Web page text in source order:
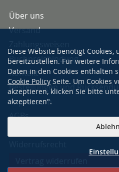
Über uns
Versand
Buchpreisbindung
Kontakt
Bestellungen und
Impressum
AGBs
Diese Website benötigt Cookies,
bereitzustellen. Für weitere
Daten in den Cookies enthalten
Cookie Policy Seite. Um Cookies
akzeptieren, klicken Sie bitte
akzeptieren".